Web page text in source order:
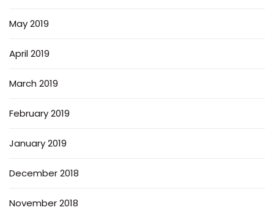
May 2019
April 2019
March 2019
February 2019
January 2019
December 2018
November 2018